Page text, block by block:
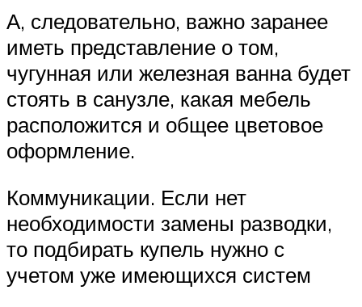
А, следовательно, важно заранее
иметь представление о том,
чугунная или железная ванна будет
стоять в санузле, какая мебель
расположится и общее цветовое
оформление.
Коммуникации. Если нет
необходимости замены разводки,
то подбирать купель нужно с
учетом уже имеющихся систем